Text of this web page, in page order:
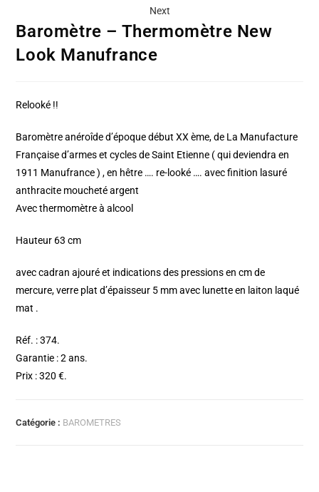
Next
Baromètre – Thermomètre New
Look Manufrance
Relooké !!
Baromètre anéroîde d’époque début XX ème, de La Manufacture
Française d’armes et cycles de Saint Etienne ( qui deviendra en
1911 Manufrance ) , en hêtre …. re-looké …. avec finition lasuré
anthracite moucheté argent
Avec thermomètre à alcool
Hauteur 63 cm
avec cadran ajouré et indications des pressions en cm de
mercure, verre plat d’épaisseur 5 mm avec lunette en laiton laqué
mat .
Réf. : 374.
Garantie : 2 ans.
Prix : 320 €.
Catégorie : BAROMETRES